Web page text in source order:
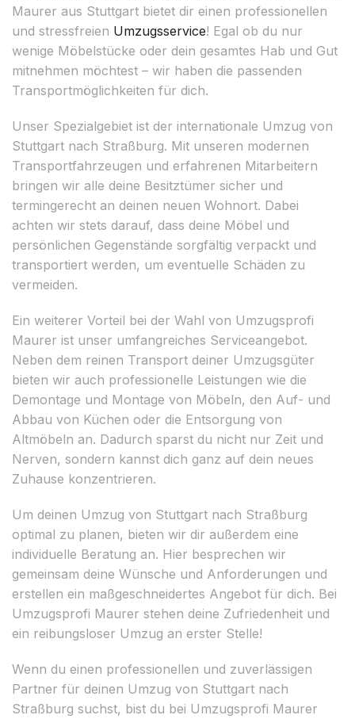
Maurer aus Stuttgart bietet dir einen professionellen
und stressfreien Umzugsservice! Egal ob du nur
wenige Möbelstücke oder dein gesamtes Hab und Gut
mitnehmen möchtest – wir haben die passenden
Transportmöglichkeiten für dich.
Unser Spezialgebiet ist der internationale Umzug von
Stuttgart nach Straßburg. Mit unseren modernen
Transportfahrzeugen und erfahrenen Mitarbeitern
bringen wir alle deine Besitztümer sicher und
termingerecht an deinen neuen Wohnort. Dabei
achten wir stets darauf, dass deine Möbel und
persönlichen Gegenstände sorgfältig verpackt und
transportiert werden, um eventuelle Schäden zu
vermeiden.
Ein weiterer Vorteil bei der Wahl von Umzugsprofi
Maurer ist unser umfangreiches Serviceangebot.
Neben dem reinen Transport deiner Umzugsgüter
bieten wir auch professionelle Leistungen wie die
Demontage und Montage von Möbeln, den Auf- und
Abbau von Küchen oder die Entsorgung von
Altmöbeln an. Dadurch sparst du nicht nur Zeit und
Nerven, sondern kannst dich ganz auf dein neues
Zuhause konzentrieren.
Um deinen Umzug von Stuttgart nach Straßburg
optimal zu planen, bieten wir dir außerdem eine
individuelle Beratung an. Hier besprechen wir
gemeinsam deine Wünsche und Anforderungen und
erstellen ein maßgeschneidertes Angebot für dich. Bei
Umzugsprofi Maurer stehen deine Zufriedenheit und
ein reibungsloser Umzug an erster Stelle!
Wenn du einen professionellen und zuverlässigen
Partner für deinen Umzug von Stuttgart nach
Straßburg suchst, bist du bei Umzugsprofi Maurer